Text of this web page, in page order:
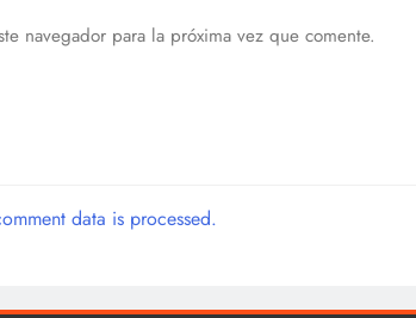
navegador para la próxima vez que comente.
data is processed.